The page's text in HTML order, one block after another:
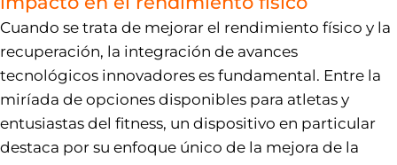
Cuando se trata de mejorar el rendimiento físico y la
recuperación, la integración de avances
tecnológicos innovadores es fundamental. Entre la
miríada de opciones disponibles para atletas y
entusiastas del fitness, un dispositivo en particular
destaca por su enfoque único de la mejora de la